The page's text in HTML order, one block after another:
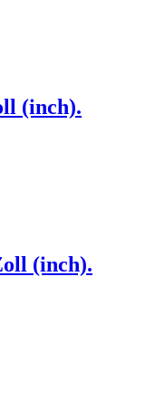
(inch).
(inch).